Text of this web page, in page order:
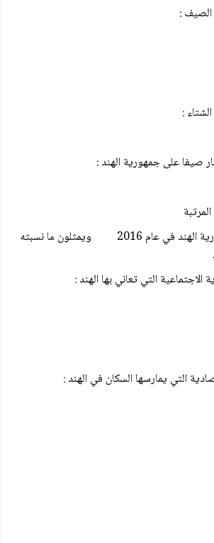
الصيف :
:
صيفا على جمهورية الهند :
- قدر عدد سكان جمهورية الهند في عام 2016 ويمثلون ما نسبته
التي تعاني بها الهند :
التي يمارسها السكان في الهند :